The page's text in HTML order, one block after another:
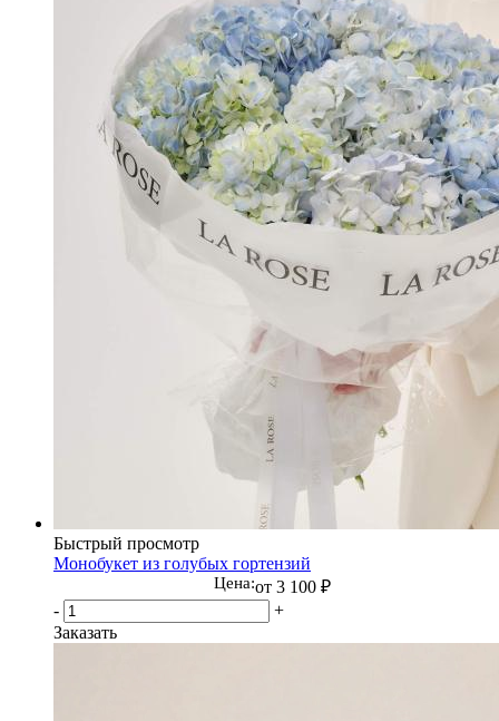
Быстрый просмотр
Монобукет из голубых гортензий
Цена:от 3 100 ₽
-
+
Заказать